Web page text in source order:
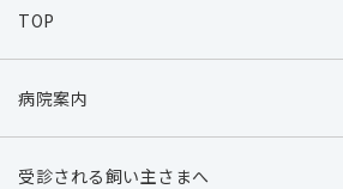
TOP
病院案内
受診される飼い主さまへ